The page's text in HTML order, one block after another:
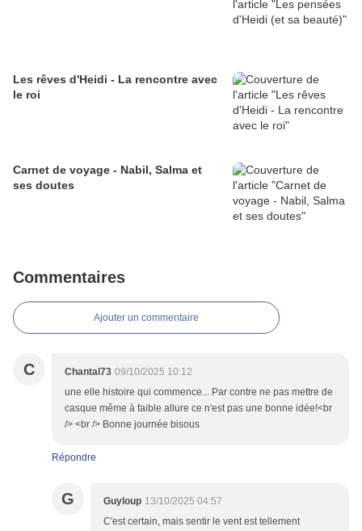
Les rêves d'Heidi - La rencontre avec
le roi
Carnet de voyage - Nabil, Salma et
ses doutes
Commentaires
Ajouter un commentaire
C Chantal73 09/10/2025 10:12
une elle histoire qui commence... Par contre ne pas mettre de
casque même à faible allure ce n'est pas une bonne idée!<br
/> <br /> Bonne journée bisous
Répondre
G Guyloup 13/10/2025 04:57
C'est certain, mais sentir le vent est tellement